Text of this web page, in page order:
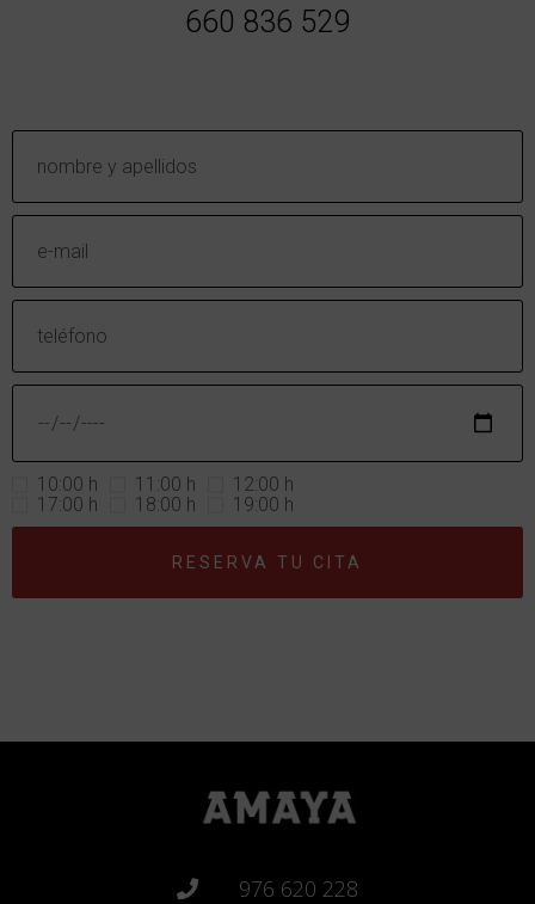
660 836 529
10:00 h 11:00 h
12:00 h
17:00 h
18:00 h 19:00 h
RESERVA TU CITA
976 620 228